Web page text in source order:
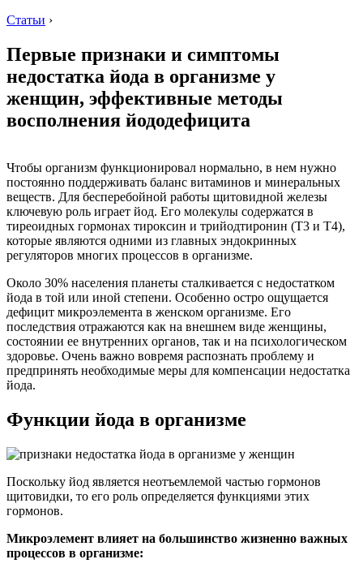
Статьи ›
Первые признаки и симптомы
недостатка йода в организме у
женщин, эффективные методы
восполнения йододефицита
Чтобы организм функционировал нормально, в нем нужно
постоянно поддерживать баланс витаминов и минеральных
веществ. Для бесперебойной работы щитовидной железы
ключевую роль играет йод. Его молекулы содержатся в
тиреоидных гормонах тироксин и трийодтиронин (Т3 и Т4),
которые являются одними из главных эндокринных
регуляторов многих процессов в организме.
Около 30% населения планеты сталкивается с недостатком
йода в той или иной степени. Особенно остро ощущается
дефицит микроэлемента в женском организме. Его
последствия отражаются как на внешнем виде женщины,
состоянии ее внутренних органов, так и на психологическом
здоровье. Очень важно вовремя распознать проблему и
предпринять необходимые меры для компенсации недостатка
йода.
Функции йода в организме
Поскольку йод является неотъемлемой частью гормонов
щитовидки, то его роль определяется функциями этих
гормонов.
Микроэлемент влияет на большинство жизненно важных
процессов в организме: